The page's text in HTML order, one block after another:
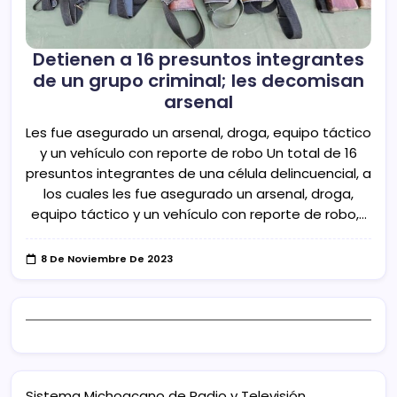
Detienen a 16 presuntos integrantes
de un grupo criminal; les decomisan
arsenal
Les fue asegurado un arsenal, droga, equipo táctico
y un vehículo con reporte de robo Un total de 16
presuntos integrantes de una célula delincuencial, a
los cuales les fue asegurado un arsenal, droga,
equipo táctico y un vehículo con reporte de robo,…
8 De Noviembre De 2023